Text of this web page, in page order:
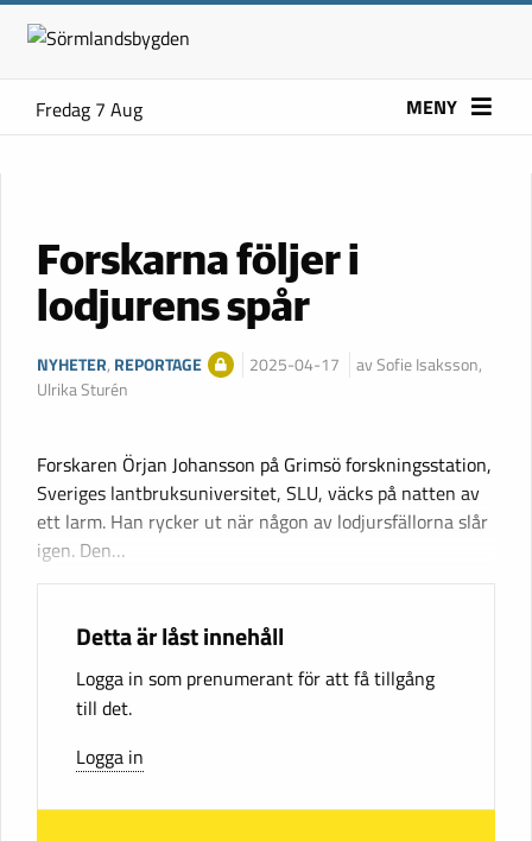
Fredag 7 Aug MENY
Forskarna följer i
lodjurens spår
NYHETER, REPORTAGE 2025-04-17
av Sofie Isaksson,
Ulrika Sturén
Forskaren Örjan Johansson på Grimsö forskningsstation,
Sveriges lantbruksuniversitet, SLU, väcks på natten av
ett larm. Han rycker ut när någon av lodjursfällorna slår
igen. Den…
Detta är låst innehåll
Logga in som prenumerant för att få tillgång
till det.
Logga in